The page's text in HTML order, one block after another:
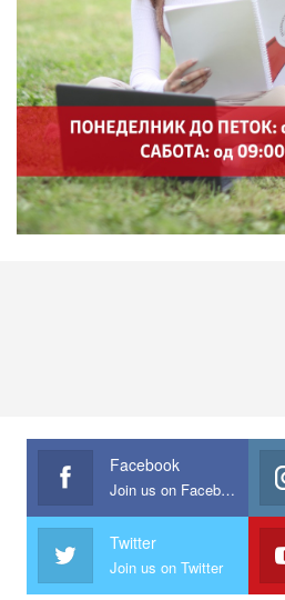
Facebook
Join us on Facebook
Twitter
Join us on Twitter